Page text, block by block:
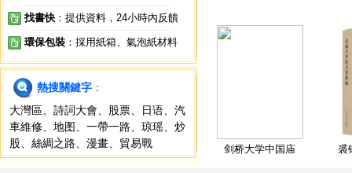
找書快 ：提供資料，24小時內反饋
環保包裝 ：採用紙箱、氣泡紙材料
熱搜關鍵字 ：
大灣區
詩詞大會 股票 日语
汽
車維修
地图 一帶一路 琼瑶
炒
股
絲綢之路 漫畫 貿易戰 剑桥大学中国庙 裘